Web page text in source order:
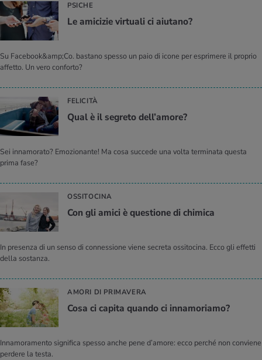
PSICHE
Le ami­ci­zie vir­tua­li ci aiu­ta­no?
Su Facebook&amp;Co. bastano spesso un paio di icone per esprimere il proprio
affetto. Un vero conforto?
FELICITÀ
Qual è il se­gre­to del­l’a­mo­re?
Sei innamorato? Emozionante! Ma cosa succede una volta terminata questa
prima fase?
OSSITOCINA
Con gli amici è que­stio­ne di chi­mi­ca
In presenza di un senso di connessione viene secreta ossitocina. Ecco gli effetti
della sostanza.
AMORI DI PRIMAVERA
Cosa ci ca­pi­ta quan­do ci in­na­mo­ria­mo?
Innamoramento significa spesso anche pene d’amore: ecco perché non conviene
perdere la testa.